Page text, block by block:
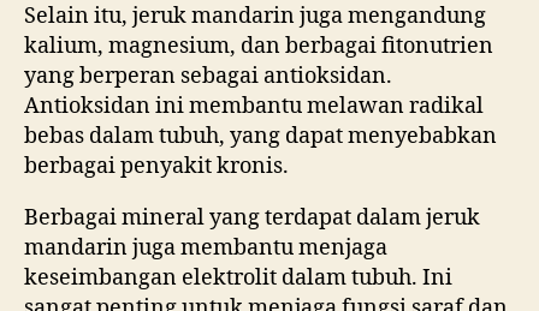
Selain itu, jeruk mandarin juga mengandung
kalium, magnesium, dan berbagai fitonutrien
yang berperan sebagai antioksidan.
Antioksidan ini membantu melawan radikal
bebas dalam tubuh, yang dapat menyebabkan
berbagai penyakit kronis.
Berbagai mineral yang terdapat dalam jeruk
mandarin juga membantu menjaga
keseimbangan elektrolit dalam tubuh. Ini